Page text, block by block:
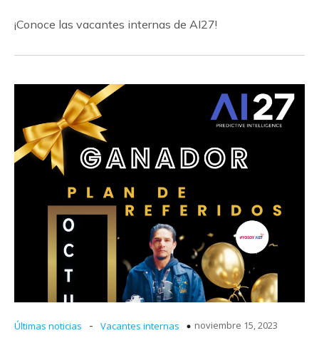
¡Conoce las vacantes internas de AI27!
Últimas noticias - Vacantes internas noviembre 15, 2023